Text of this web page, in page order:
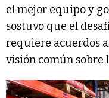
el mejor equipo y
sostuvo que el
requiere acuerdos
visión común sobre